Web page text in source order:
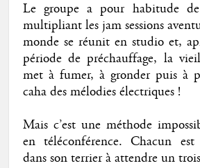
Le groupe a pour habitude
multipliant les jam sessions
monde se réunit en studio et,
période de préchauffage, la
met à fumer, à gronder puis à
caha des mélodies électriques !
Mais c’est une méthode
en téléconférence. Chacun
dans son terrier à attendre un